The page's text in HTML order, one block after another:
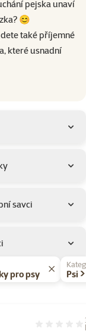
pejska unaví
😊
také příjemné
které usnadní
strana
savci
pro psy Psi
Hodnocení